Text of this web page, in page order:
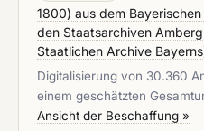
1800) aus dem
den Staatsarchiven
Staatlichen Archive Bayerns
Digitalisierung von 30.360
einem geschätzten
Ansicht der Beschaffung »